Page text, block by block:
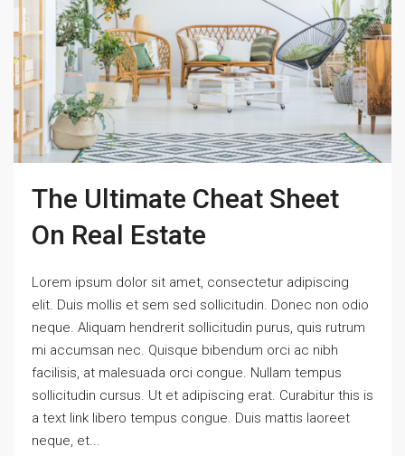
The Ultimate Cheat Sheet
On Real Estate
Lorem ipsum dolor sit amet, consectetur adipiscing
elit. Duis mollis et sem sed sollicitudin. Donec non odio
neque. Aliquam hendrerit sollicitudin purus, quis rutrum
mi accumsan nec. Quisque bibendum orci ac nibh
facilisis, at malesuada orci congue. Nullam tempus
sollicitudin cursus. Ut et adipiscing erat. Curabitur this is
a text link libero tempus congue. Duis mattis laoreet
neque, et...